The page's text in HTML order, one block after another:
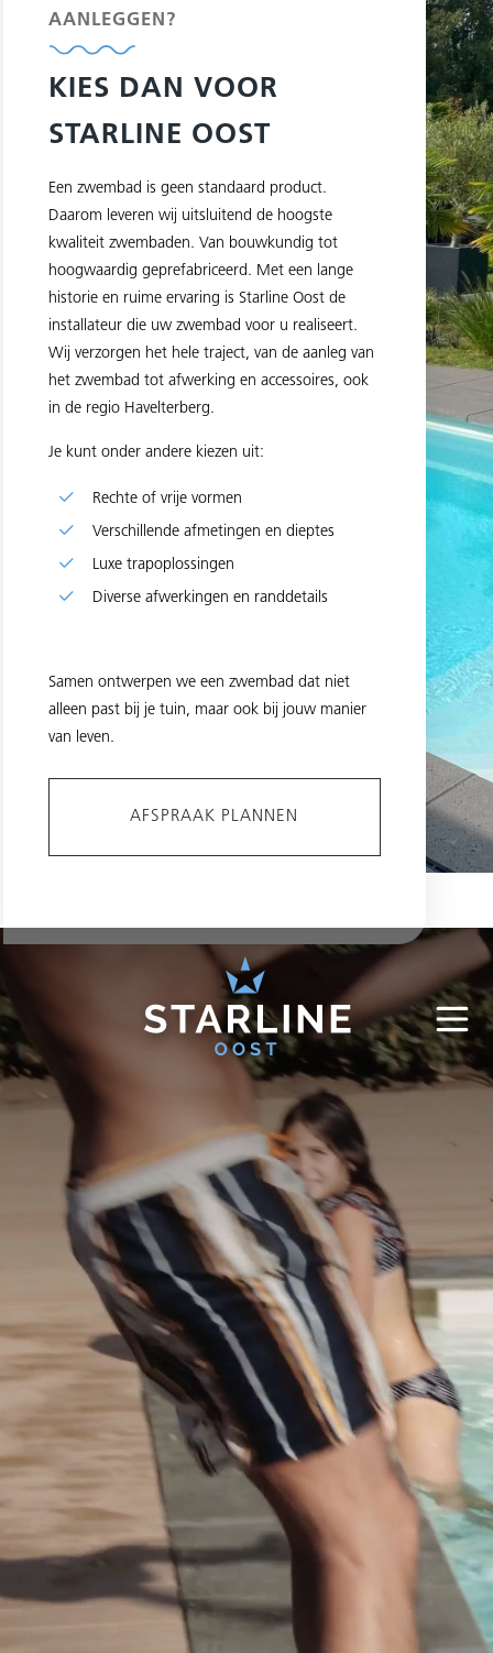
AANLEGGEN?
KIES DAN VOOR
STARLINE OOST
Een zwembad is geen standaard product.
Daarom leveren wij uitsluitend de hoogste
kwaliteit zwembaden. Van bouwkundig tot
hoogwaardig geprefabriceerd. Met een lange
historie en ruime ervaring is Starline Oost de
installateur die uw zwembad voor u realiseert.
Wij verzorgen het hele traject, van de aanleg van
het zwembad tot afwerking en accessoires, ook
in de regio Havelterberg.
Je kunt onder andere kiezen uit:
Rechte of vrije vormen
Verschillende afmetingen en dieptes
Luxe trapoplossingen
Diverse afwerkingen en randdetails
Samen ontwerpen we een zwembad dat niet
alleen past bij je tuin, maar ook bij jouw manier
van leven.
AFSPRAAK PLANNEN